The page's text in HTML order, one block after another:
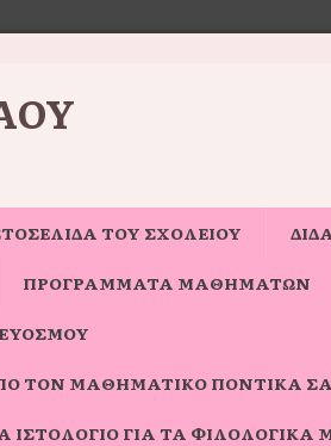
ΤΟΥ ΣΧΟΛΕΊΟΥ
ΠΡΟΓΡΑΜΜΑΤΑ ΜΑΘΗΜΑΤΩΝ
ΤΟΝ ΜΑΘΗΜΑΤΙΚΌ ΠΟΝΤΊΚΑ
ΙΣΤΟΛΌΓΙΟ ΓΙΑ ΤΑ